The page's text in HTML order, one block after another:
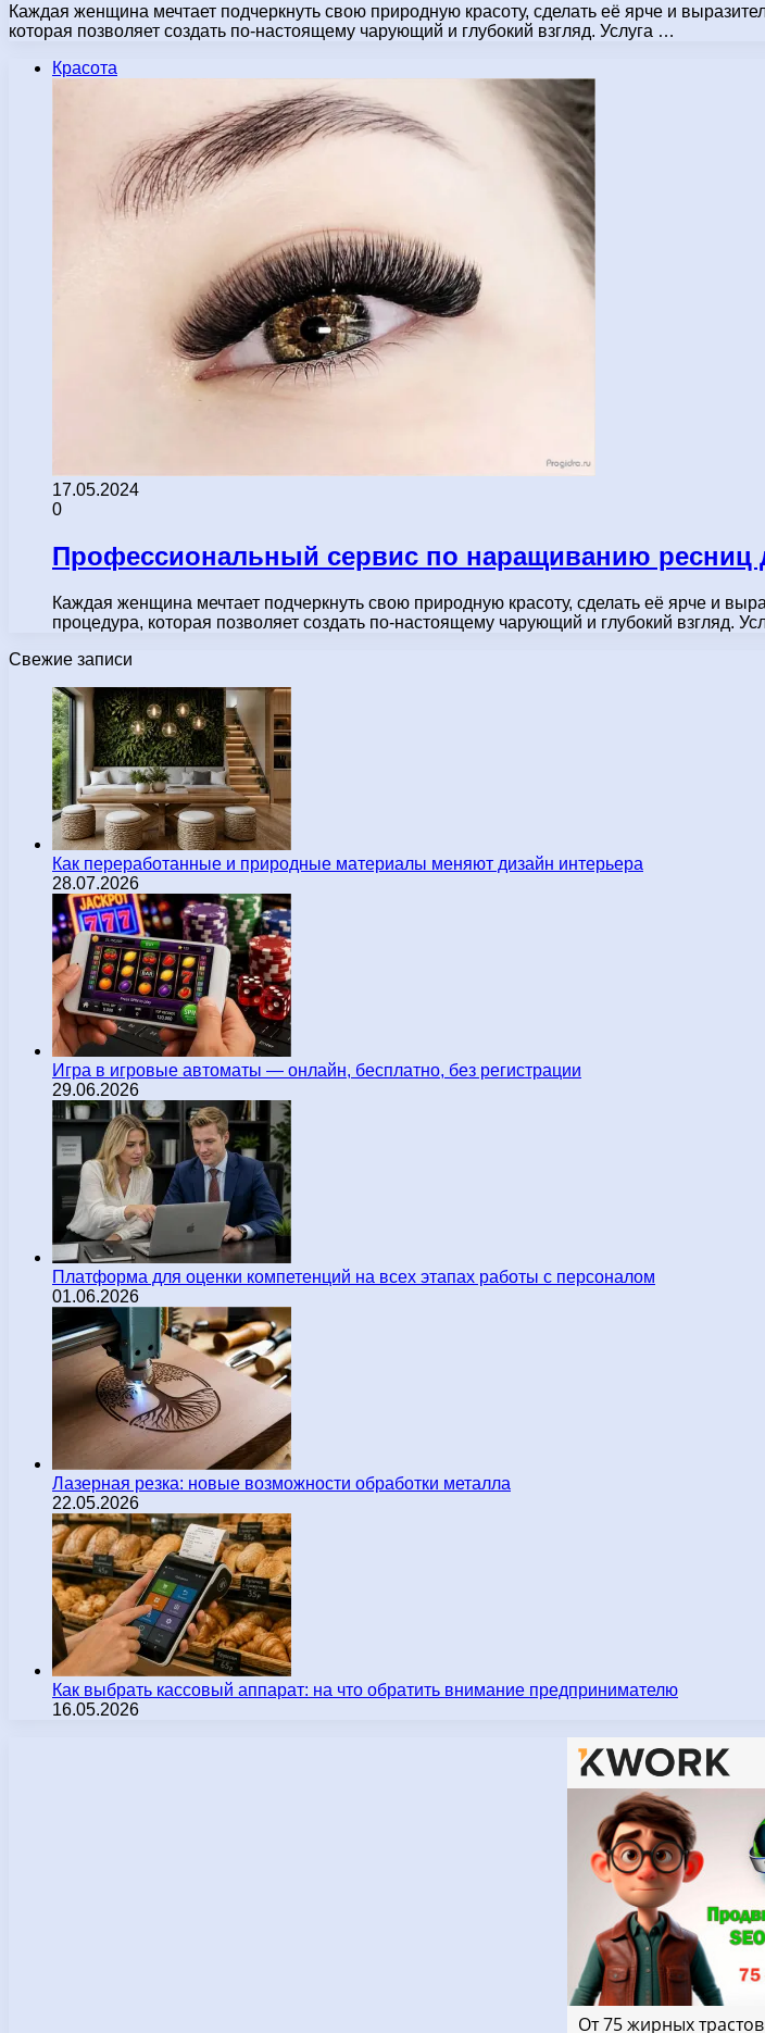
Каждая женщина мечтает подчеркнуть свою природную красоту, сделать её ярче и
которая позволяет создать по-настоящему чарующий и глубокий взгляд. Услуга …
Красота
17.05.2024
0
Профессиональный сервис по наращиванию ресниц
Каждая женщина мечтает подчеркнуть свою природную красоту, сделать её ярче и
процедура, которая позволяет создать по-настоящему чарующий и глубокий взгляд.
Свежие записи
Как переработанные и природные материалы меняют дизайн интерьера
28.07.2026
Игра в игровые автоматы — онлайн, бесплатно, без регистрации
29.06.2026
Платформа для оценки компетенций на всех этапах работы с персоналом
01.06.2026
Лазерная резка: новые возможности обработки металла
22.05.2026
Как выбрать кассовый аппарат: на что обратить внимание предпринимателю
16.05.2026